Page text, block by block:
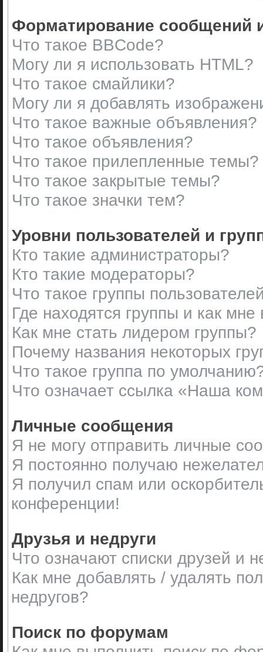
Форматирование сообщений
Что такое BBCode?
Могу ли я использовать HTML?
Что такое смайлики?
Могу ли я добавлять
Что такое важные объявления?
Что такое объявления?
Что такое прилепленные темы?
Что такое закрытые темы?
Что такое значки тем?
Уровни пользователей и
Кто такие администраторы?
Кто такие модераторы?
Что такое группы
Где находятся группы и как мне
Как мне стать лидером группы?
Почему названия некоторых
Что такое группа по
Что означает ссылка «Наша
Личные сообщения
Я не могу отправить личные
Я постоянно получаю
Я получил спам или
конференции!
Друзья и недруги
Что означают списки друзей и
Как мне добавлять / удалять
недругов?
Поиск по форумам